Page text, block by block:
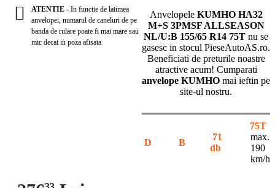
ATENTIE - In functie de latimea
anvelopei, numarul de caneluri de pe
banda de rulare poate fi mai mare sau
mic decat in poza afisata
Anvelopele KUMHO HA32
M+S 3PMSF ALLSEASON
NL/U:B 155/65 R14 75T nu se
gasesc in stocul PieseAutoAS.ro.
Beneficiati de preturile noastre
atractive acum! Cumparati
anvelope KUMHO mai ieftin pe
site-ul nostru.
D B
71
db
75T
max.
190
km/h